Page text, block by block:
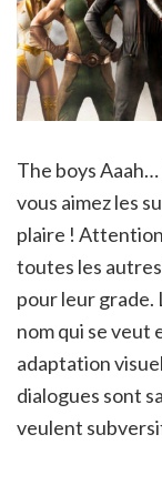
The boys
vous aimez les
plaire !
toutes les
pour leur grade.
nom qui se veut
adaptation
dialogues sont
veulent